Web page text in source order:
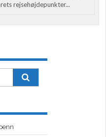
rejsehøjdepunkter...